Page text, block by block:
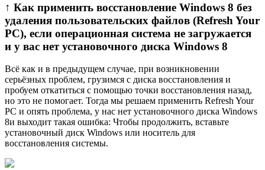
↑ Как применить восстановление Windows 8 без
удаления пользовательских файлов (Refresh Your
PC), если операционная система не загружается
и у вас нет установочного диска Windows 8
Всё как и в предыдущем случае, при возникновении
серьёзных проблем, грузимся с диска восстановления и
пробуем откатиться с помощью точки восстановления назад,
но это не помогает. Тогда мы решаем применить Refresh Your
PC и опять проблема, у нас нет установочного диска Windows
8и выходит такая ошибка: Чтобы продолжить, вставьте
установочный диск Windows или носитель для
восстановления системы.